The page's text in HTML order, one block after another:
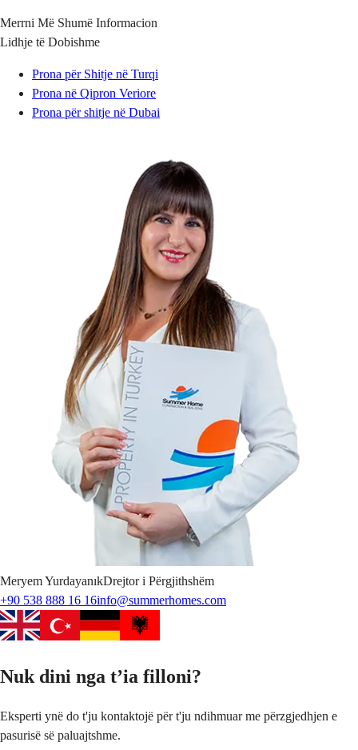
Merrni Më Shumë Informacion
Lidhje të Dobishme
Prona për Shitje në Turqi
Prona në Qipron Veriore
Prona për shitje në Dubai
MeryemYurdayanıkDrejtor i Përgjithshëm
+90 538 888 16 16info@summerhomes.com
Nuk dini nga t’ia filloni?
Eksperti ynë do t'ju kontaktojë për t'ju ndihmuar me përzgjedhjen e
pasurisë së paluajtshme.